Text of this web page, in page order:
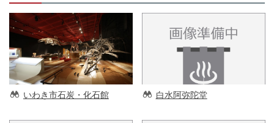
いわき市石炭・化石館 白水阿弥陀堂